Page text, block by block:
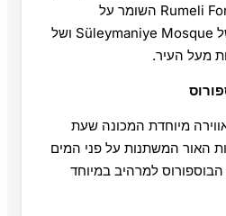
מהמבצר המרשים Rumeli Fortress השומר על
הבוספורוס, ומהצלליות של Süleymaniye Mosque ושל
מיוחדת המכונה שעת
האור המשתנות על פני המים
למרהיב במיוחד